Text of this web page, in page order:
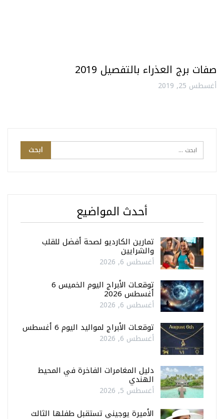
صفات برج العذراء بالتفصيل 2019
أغسطس 25, 2019
أحدث المواضيع
تمارين الكارديو لصحة أفضل للقلب
والشرايين
أغسطس 6, 2026
توقعـات الأبراج اليوم الخميس 6
أغسطس 2026
أغسطس 6, 2026
توقعـات الأبراج لمواليد اليوم 6 أغسطس
أغسطس 6, 2026
دليل المغامرات الفاخرة في المحيط
الهندي
أغسطس 5, 2026
الأميرة يوجيني تستقبل طفلها الثالث